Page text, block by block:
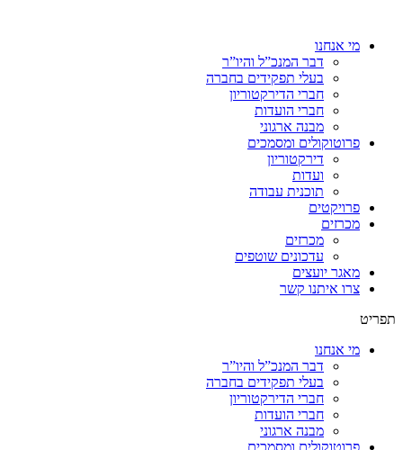
מי אנחנו
דבר המנכ”ל והיו”ר
בעלי תפקידים בחברה
חברי הדירקטוריון
חברי הועדות
מבנה ארגוני
פרוטוקולים ומסמכים
דירקטוריון
ועדות
תוכנית עבודה
פרויקטים
מכרזים
מכרזים
עדכונים שוטפים
מאגר יועצים
צרו איתנו קשר
תפריט
מי אנחנו
דבר המנכ”ל והיו”ר
בעלי תפקידים בחברה
חברי הדירקטוריון
חברי הועדות
מבנה ארגוני
פרוטוקולים ומסמכים